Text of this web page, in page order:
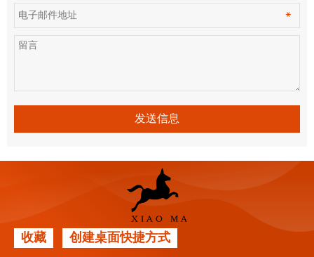
发送信息
收藏 创建桌面快捷方式